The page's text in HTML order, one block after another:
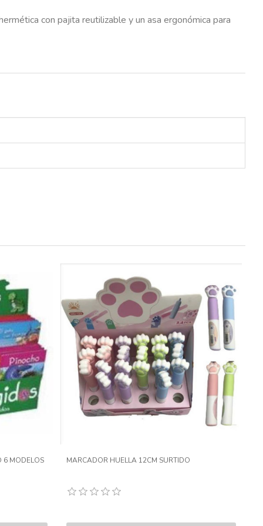
con pajita reutilizable y un asa ergonómica para
6 MODELOS MARCADOR HUELLA 12CM SURTIDO